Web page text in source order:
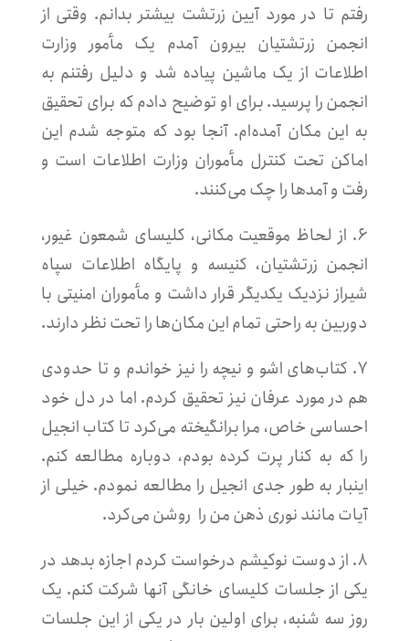
رفتم تا در مورد آیین زرتشت بیشتر بدانم. وقتی از
انجمن زرتشتیان بیرون آمدم یک مأمور وزارت
اطلاعات از یک ماشین پیاده شد و دلیل رفتنم به
انجمن را پرسید. برای او توضیح دادم که برای تحقیق
به این مکان آمده‌ام. آنجا بود که متوجه شدم این
اماکن تحت کنترل مأموران وزارت اطلاعات است و
رفت و آمدها را چک می‌کنند.
۶. از لحاظ موقعیت مکانی، کلیسای شمعون غیور،
انجمن زرتشتیان، کنیسه و پایگاه اطلاعات سپاه
شیراز نزدیک یکدیگر قرار داشت و مأموران امنیتی با
دوربین به راحتی تمام این مکان‌ها را تحت نظر دارند.
۷. کتاب‌های اشو و نیچه را نیز خواندم و تا حدودی
هم در مورد عرفان نیز تحقیق کردم. اما در دل خود
احساسی خاص، مرا برانگیخته می‌کرد تا کتاب انجیل
را که به کنار پرت کرده بودم، دوباره مطالعه کنم.
اینبار به طور جدی انجیل را مطالعه نمودم. خیلی از
آیات مانند نوری ذهن من را روشن می‌کرد.
۸. از دوست نوکیشم درخواست کردم اجازه بدهد در
یکی از جلسات کلیسای خانگی آنها شرکت کنم. یک
روز سه شنبه، برای اولین بار در یکی از این جلسات‌